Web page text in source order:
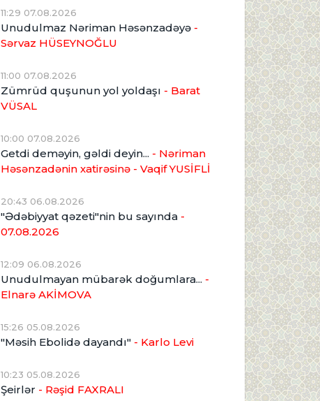
11:29 07.08.2026
Unudulmaz Nəriman Həsənzadəyə -
Sərvaz HÜSEYNOĞLU
11:00 07.08.2026
Zümrüd quşunun yol yoldaşı - Barat
VÜSAL
10:00 07.08.2026
Getdi deməyin, gəldi deyin... - Nəriman
Həsənzadənin xatirəsinə - Vaqif YUSİFLİ
20:43 06.08.2026
"Ədəbiyyat qəzeti"nin bu sayında -
07.08.2026
12:09 06.08.2026
Unudulmayan mübarək doğumlara... -
Elnarə AKİMOVA
15:26 05.08.2026
"Məsih Ebolidə dayandı" - Karlo Levi
10:23 05.08.2026
Şeirlər - Rəşid FAXRALI